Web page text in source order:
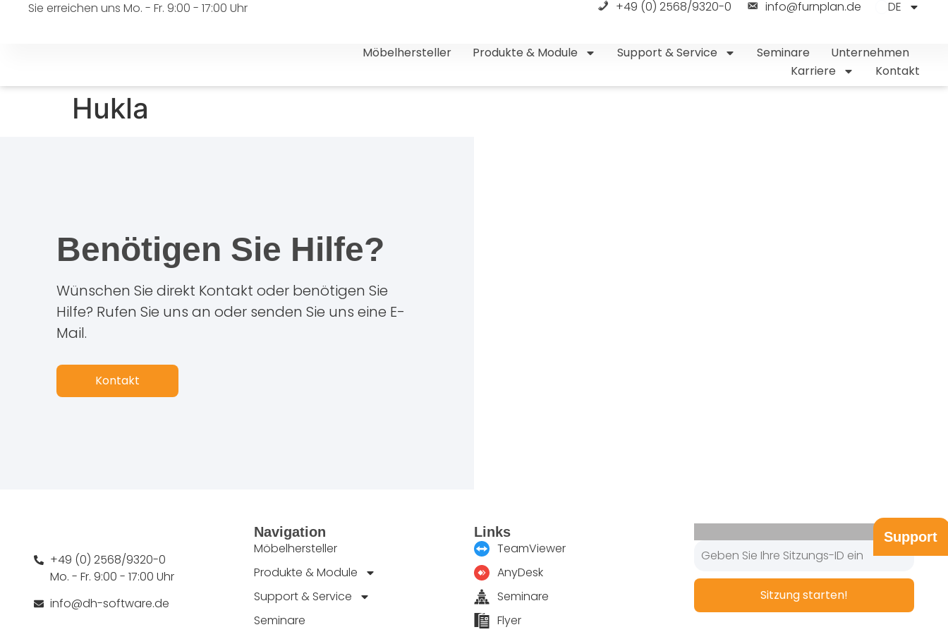
Sie erreichen uns Mo. - Fr. 9:00 - 17:00 Uhr +49 (0) 2568/9320-0 info@furnplan.de DE
Möbelhersteller Produkte & Module Support & Service Seminare
Unternehmen
Karriere
Kontakt
Hukla
Benötigen Sie Hilfe?
Wünschen Sie direkt Kontakt oder benötigen Sie
Hilfe? Rufen Sie uns an oder senden Sie uns eine E-
Mail.
Kontakt
+49 (0) 2568/9320-0
Mo. - Fr. 9:00 - 17:00 Uhr
info@dh-software.de
Navigation
Möbelhersteller
Produkte & Module
Support & Service
Seminare
Links
TeamViewer
AnyDesk
Seminare
Flyer
Sitzung starten!
Support